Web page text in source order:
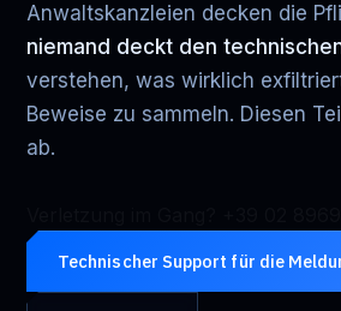
Anwaltskanzleien decken die
niemand deckt den
verstehen, was wirklich
Beweise zu sammeln. Diesen
ab.
Technischer Support für die